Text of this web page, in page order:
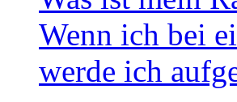
Wenn ich bei
werde ich